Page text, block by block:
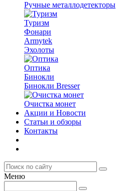
Ручные металлодетекторы
Туризм
Фонари
Armytek
Эхолоты
Оптика
Бинокли
Бинокли Bresser
Очистка монет
Акции и Новости
Статьи и обзоры
Контакты
Меню